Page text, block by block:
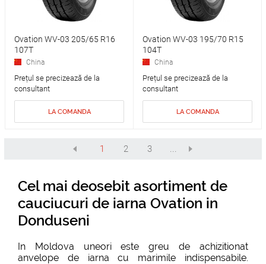
Ovation WV-03 205/65 R16
107T
China
Prețul se precizează de la
consultant
LA COMANDA
Ovation WV-03 195/70 R15
104T
China
Prețul se precizează de la
consultant
LA COMANDA
1 2 3 ...
Cel mai deosebit asortiment de
cauciucuri de iarna Ovation in
Donduseni
In Moldova uneori este greu de achizitionat
anvelope de iarna cu marimile indispensabile.